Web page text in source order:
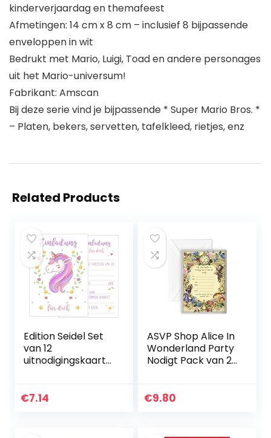
kinderverjaardag en themafeest
Afmetingen: 14 cm x 8 cm – inclusief 8 bijpassende
enveloppen in wit
Bedrukt met Mario, Luigi, Toad en andere personages
uit het Mario-universum!
Fabrikant: Amscan
Bij deze serie vind je bijpassende * Super Mario Bros. *
– Platen, bekers, servetten, tafelkleed, rietjes, enz
Related Products
Edition Seidel Set
van 12
uitnodigingskaarte
party meisje met
€7.14
ASVP Shop Alice In
Wonderland Party
Nodigt Pack van 20
Feestbenodigdhed
€9.80